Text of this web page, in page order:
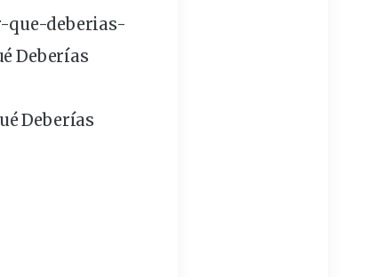
deberias-
Deberías
Deberías